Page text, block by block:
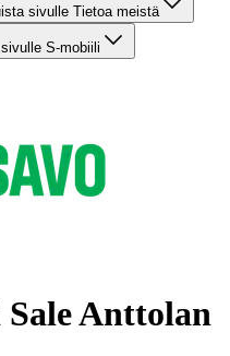
sivulle Tietoa meistä
S-mobiili
Anttolan